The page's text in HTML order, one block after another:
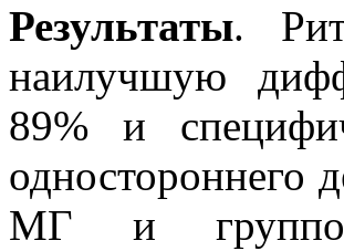
Результаты.
наилучшую
89% и
одностороннего
МГ и группой